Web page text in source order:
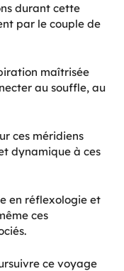
durant cette
par le couple de
maîtrisée
au souffle, au
ces méridiens
dynamique à ces
en réflexologie et
ces
ce voyage